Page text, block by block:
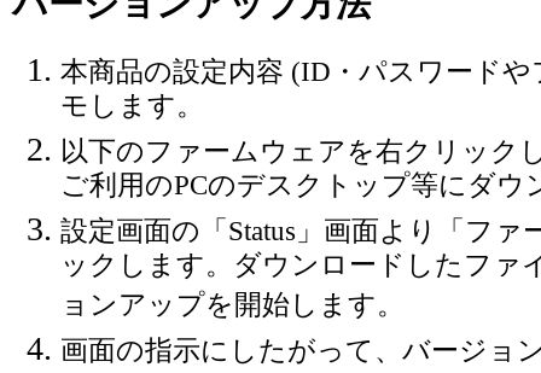
本商品の設定内容 (ID・パスワード
モします。
以下のファームウェアを右クリック
ご利用のPCのデスクトップ等にダウ
設定画面の「Status」画面より「フ
ックします。ダウンロードしたファ
ョンアップを開始します。
画面の指示にしたがって、バージョ